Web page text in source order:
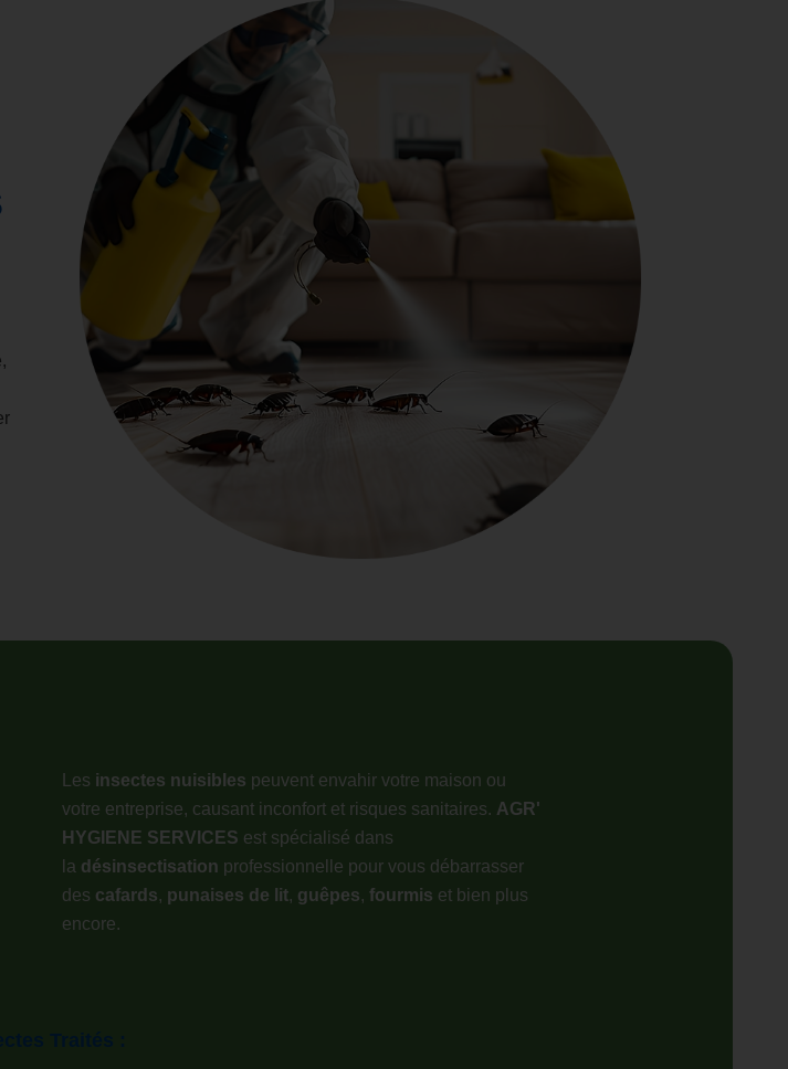
Les insectes nuisibles peuvent envahir votre maison ou
votre entreprise, causant inconfort et risques sanitaires. AGR'
HYGIENE SERVICES est spécialisé dans
la désinsectisation professionnelle pour vous débarrasser
des cafards, punaises de lit, guêpes, fourmis et bien plus
encore.